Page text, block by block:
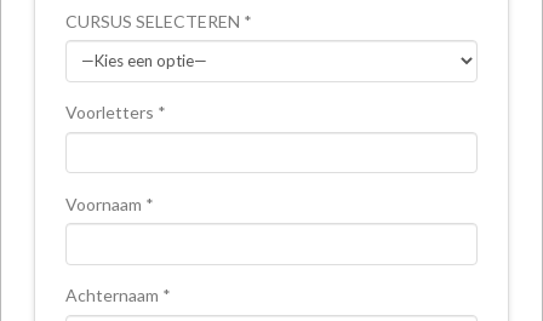
CURSUS SELECTEREN *
Voorletters *
Voornaam *
Achternaam *